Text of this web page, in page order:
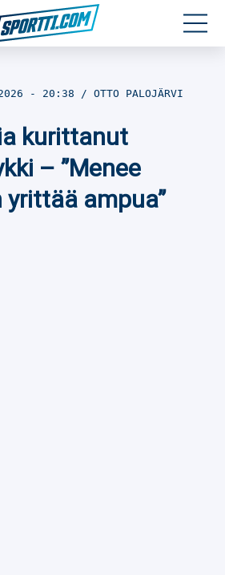
- 20:38 OTTO PALOJÄRVI
kurittanut
– ”Menee
yrittää ampua”